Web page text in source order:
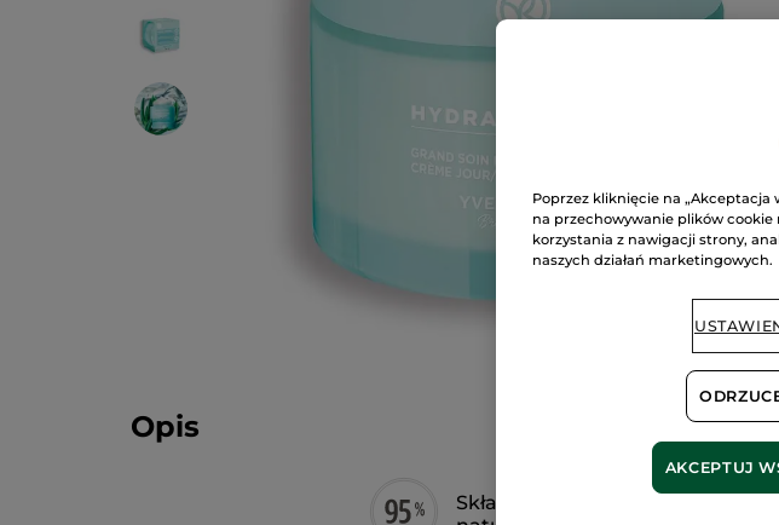
Opis
Składniki pochodzenia
Poprzez kliknięcie na „Akceptacja
na przechowywanie plików
korzystania z nawigacji strony,
naszych działań marketingowych.
AKCEPTUJ